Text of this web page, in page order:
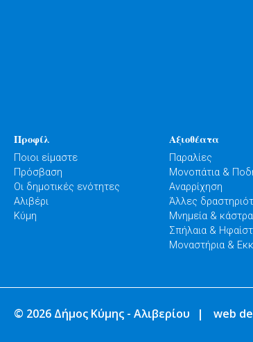
Προφίλ
Ποιοι είμαστε
Πρόσβαση
Οι δημοτικές ενότητες
Αλιβέρι
Κύμη
Αξιοθέατα
Παραλίες
Μονοπάτια &
Αναρρίχηση
Άλλες
Μνημεία & κάστρα
Σπήλαια &
Μοναστήρια &
© 2026 Δήμος Κύμης - Αλιβερίου | web